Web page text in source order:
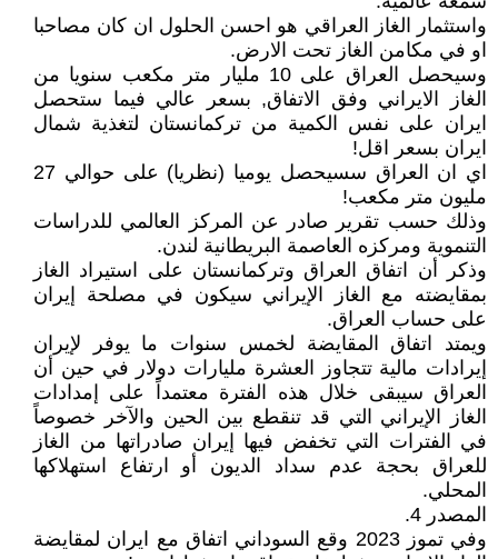
واستثمار الغاز العراقي هو احسن الحلول ان كان مصاحبا
او في مكامن الغاز تحت الارض.
وسيحصل العراق على 10 مليار متر مكعب سنويا من
الغاز الايراني وفق الاتفاق, بسعر عالي فيما ستحصل
ايران على نفس الكمية من تركمانستان لتغذية شمال
ايران بسعر اقل!
اي ان العراق سسيحصل يوميا (نظريا) على حوالي 27
مليون متر مكعب!
وذلك حسب تقرير صادر عن المركز العالمي للدراسات
التنموية ومركزه العاصمة البريطانية لندن.
وذكر أن اتفاق العراق وتركمانستان على استيراد الغاز
بمقايضته مع الغاز الإيراني سيكون في مصلحة إيران
على حساب العراق.
ويمتد اتفاق المقايضة لخمس سنوات ما يوفر لإيران
إيرادات مالية تتجاوز العشرة مليارات دولار في حين أن
العراق سيبقى خلال هذه الفترة معتمداً على إمدادات
الغاز الإيراني التي قد تنقطع بين الحين والآخر خصوصاً
في الفترات التي تخفض فيها إيران صادراتها من الغاز
للعراق بحجة عدم سداد الديون أو ارتفاع استهلاكها
المحلي.
المصدر 4.
وفي تموز 2023 وقع السوداني اتفاق مع ايران لمقايضة